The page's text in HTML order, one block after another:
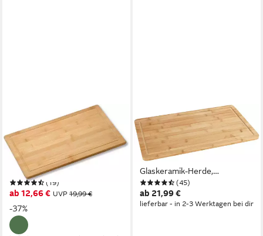
Schneide- und Abdeckplatte
Herdabdeckplatte, Bambus, (1
tlg), zum Schneiden und
Abdecken
(19)
ab 12,66 € UVP 19,99 €
-37%
WENKO
Herd-Abdeckplatte Modell
Bambus, Bambus,
Küchenplatte mit Saftrille für
Glaskeramik-Herde,
rutschfeste Füße
(45)
ab 21,99 €
lieferbar - in 2-3 Werktagen bei dir